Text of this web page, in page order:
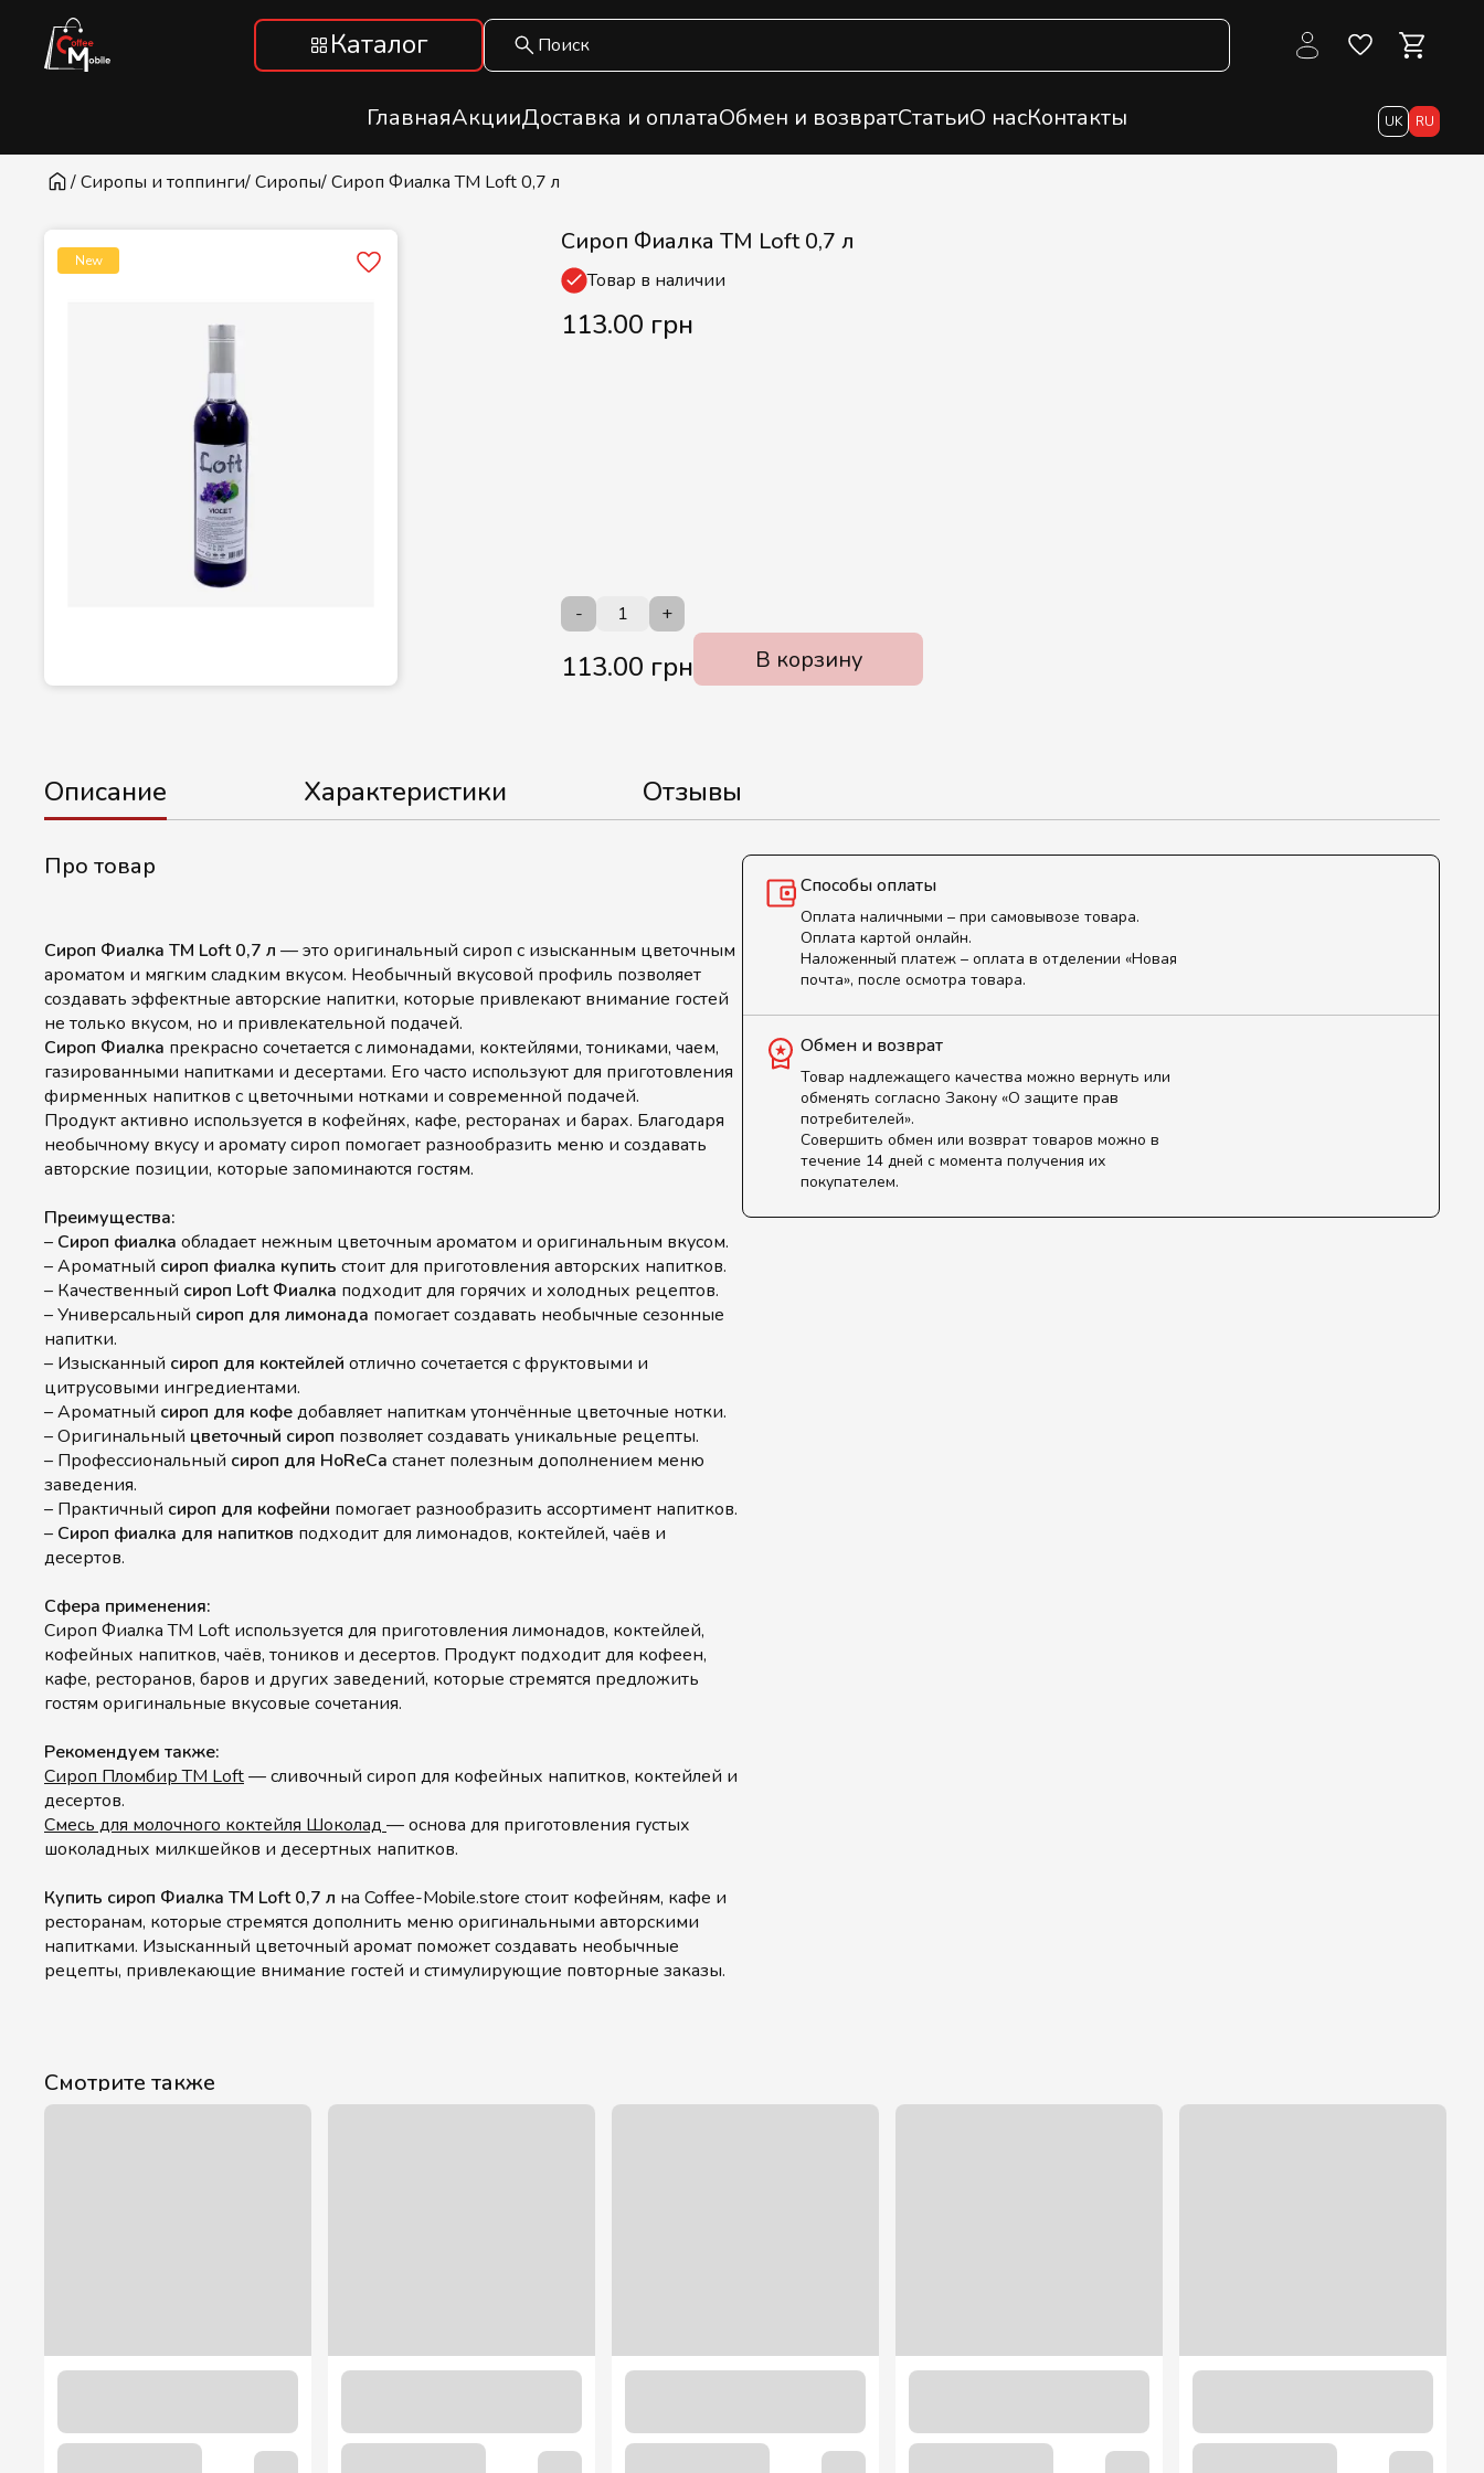
Каталог
ГлавнаяАкцииДоставка и оплатаОбмен и возвратСтатьиО насКонтакты UK RU
/ Сиропы и топпинги/ Сиропы/ Сироп Фиалка ТМ Loft 0,7 л
New
Сироп Фиалка ТМ Loft 0,7 л
Товар в наличии
113.00 грн
- +
113.00 грн В корзину
Описание Характеристики Отзывы
Про товар
Сироп Фиалка ТМ Loft 0,7 л — это оригинальный сироп с изысканным цветочным
ароматом и мягким сладким вкусом. Необычный вкусовой профиль позволяет
создавать эффектные авторские напитки, которые привлекают внимание гостей
не только вкусом, но и привлекательной подачей.
Сироп Фиалка прекрасно сочетается с лимонадами, коктейлями, тониками, чаем,
газированными напитками и десертами. Его часто используют для приготовления
фирменных напитков с цветочными нотками и современной подачей.
Продукт активно используется в кофейнях, кафе, ресторанах и барах. Благодаря
необычному вкусу и аромату сироп помогает разнообразить меню и создавать
авторские позиции, которые запоминаются гостям.
Преимущества:
– Сироп фиалка обладает нежным цветочным ароматом и оригинальным вкусом.
– Ароматный сироп фиалка купить стоит для приготовления авторских напитков.
– Качественный сироп Loft Фиалка подходит для горячих и холодных рецептов.
– Универсальный сироп для лимонада помогает создавать необычные сезонные
напитки.
– Изысканный сироп для коктейлей отлично сочетается с фруктовыми и
цитрусовыми ингредиентами.
– Ароматный сироп для кофедобавляет напиткам утончённые цветочные нотки.
– Оригинальный цветочный сироп позволяет создавать уникальные рецепты.
– Профессиональный сироп для HoReCa станет полезным дополнением меню
заведения.
– Практичный сироп для кофейни помогает разнообразить ассортимент напитков.
– Сироп фиалка для напитков подходит для лимонадов, коктейлей, чаёв и
десертов.
Сфера применения:
Сироп Фиалка ТМ Loft используется для приготовления лимонадов, коктейлей,
кофейных напитков, чаёв, тоников и десертов. Продукт подходит для кофеен,
кафе, ресторанов, баров и других заведений, которые стремятся предложить
гостям оригинальные вкусовые сочетания.
Рекомендуем также:
Сироп Пломбир ТМ Loft— сливочный сироп для кофейных напитков, коктейлей и
десертов.
Смесь для молочного коктейля Шоколад — основа для приготовления густых
шоколадных милкшейков и десертных напитков.
Купить сироп Фиалка ТМ Loft 0,7 л на Coffee-Mobile.store стоит кофейням, кафе и
ресторанам, которые стремятся дополнить меню оригинальными авторскими
напитками. Изысканный цветочный аромат поможет создавать необычные
рецепты, привлекающие внимание гостей и стимулирующие повторные заказы.
Способы оплаты
Оплата наличными – при самовывозе товара.
Оплата картой онлайн.
Наложенный платеж – оплата в отделении «Новая
почта», после осмотра товара.
Обмен и возврат
Товар надлежащего качества можно вернуть или
обменять согласно Закону «О защите прав
потребителей».
Совершить обмен или возврат товаров можно в
течение 14 дней с момента получения их
покупателем.
Смотрите также